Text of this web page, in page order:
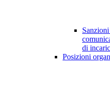
di
Posizioni